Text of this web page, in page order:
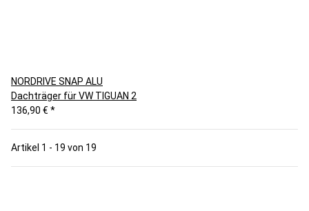
NORDRIVE SNAP ALU
Dachträger für VW TIGUAN 2
136,90 € *
Artikel 1 - 19 von 19